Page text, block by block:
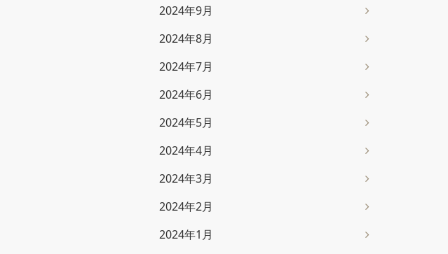
2024年9月
2024年8月
2024年7月
2024年6月
2024年5月
2024年4月
2024年3月
2024年2月
2024年1月